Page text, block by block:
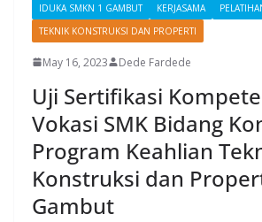
IDUKA SMKN 1 GAMBUT
KERJASAMA
TEKNIK KONSTRUKSI DAN PROPERTI
May 16, 2023 Dede Fardede
Uji Sertifikasi
Vokasi SMK Bidang
Program Keahlian
Konstruksi dan
Gambut